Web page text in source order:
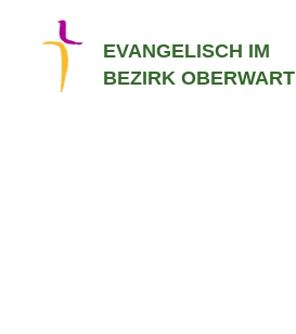
EVANGELISCH IM
BEZIRK OBERWART